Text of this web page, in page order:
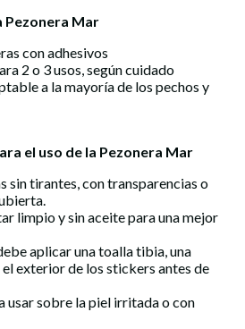
Pezonera Mar
con adhesivos
2 o 3 usos, según cuidado
a la mayoría de los pechos y
el uso de la Pezonera Mar
sin tirantes, con transparencias o
limpio y sin aceite para una mejor
aplicar una toalla tibia, una
exterior de los stickers antes de
usar sobre la piel irritada o con